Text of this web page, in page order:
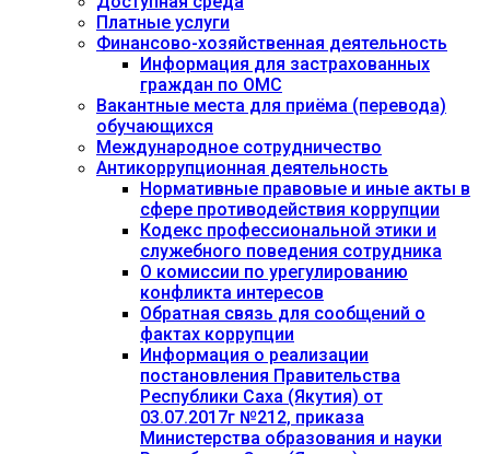
Платные услуги
Финансово-хозяйственная деятельность
Информация для застрахованных
граждан по ОМС
Вакантные места для приёма (перевода)
обучающихся
Международное сотрудничество
Антикоррупционная деятельность
Нормативные правовые и иные акты в
сфере противодействия коррупции
Кодекс профессиональной этики и
служебного поведения сотрудника
О комиссии по урегулированию
конфликта интересов
Обратная связь для сообщений о
фактах коррупции
Информация о реализации
постановления Правительства
Республики Саха (Якутия) от
03.07.2017г №212, приказа
Министерства образования и науки